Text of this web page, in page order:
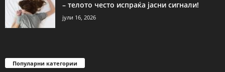
– телото често испраќа јасни сигнали!
јули 16, 2026
Популарни категории